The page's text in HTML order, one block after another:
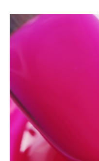
BabyGenie
美
甲
色
膠
蔓